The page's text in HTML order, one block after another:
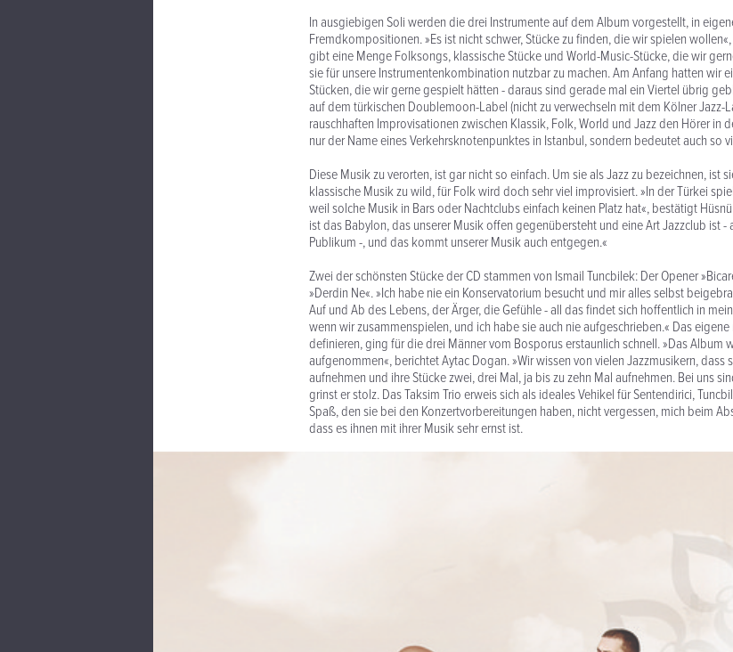
In ausgiebigen Soli werden die drei Instrumente auf dem Album vorgestellt, in
Fremdkompositionen. »Es ist nicht schwer, Stücke zu finden, die wir spielen
gibt eine Menge Folksongs, klassische Stücke und World-Music-Stücke, die wir
sie für unsere Instrumentenkombination nutzbar zu machen. Am Anfang hatten wir
Stücken, die wir gerne gespielt hätten - daraus sind gerade mal ein Viertel übrig
auf dem türkischen Doublemoon-Label (nicht zu verwechseln mit dem Kölner
rauschhaften Improvisationen zwischen Klassik, Folk, World und Jazz den Hörer in
nur der Name eines Verkehrsknotenpunktes in Istanbul, sondern bedeutet auch so
Diese Musik zu verorten, ist gar nicht so einfach. Um sie als Jazz zu bezeichnen, ist
klassische Musik zu wild, für Folk wird doch sehr viel improvisiert. »In der Türkei
weil solche Musik in Bars oder Nachtclubs einfach keinen Platz hat«, bestätigt
ist das Babylon, das unserer Musik offen gegenübersteht und eine Art Jazzclub ist -
Publikum -, und das kommt unserer Musik auch entgegen.«
Zwei der schönsten Stücke der CD stammen von Ismail Tuncbilek: Der Opener
»Derdin Ne«. »Ich habe nie ein Konservatorium besucht und mir alles selbst
Auf und Ab des Lebens, der Ärger, die Gefühle - all das findet sich hoffentlich in
wenn wir zusammenspielen, und ich habe sie auch nie aufgeschrieben.« Das
definieren, ging für die drei Männer vom Bosporus erstaunlich schnell. »Das Album
aufgenommen«, berichtet Aytac Dogan. »Wir wissen von vielen Jazzmusikern, dass
aufnehmen und ihre Stücke zwei, drei Mal, ja bis zu zehn Mal aufnehmen. Bei uns
grinst er stolz. Das Taksim Trio erweis sich als ideales Vehikel für Sentendirici,
Spaß, den sie bei den Konzertvorbereitungen haben, nicht vergessen, mich beim
dass es ihnen mit ihrer Musik sehr ernst ist.